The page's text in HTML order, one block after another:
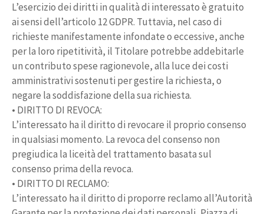
L’esercizio dei diritti in qualità di interessato è gratuito
ai sensi dell’articolo 12 GDPR. Tuttavia, nel caso di
richieste manifestamente infondate o eccessive, anche
per la loro ripetitività, il Titolare potrebbe addebitarle
un contributo spese ragionevole, alla luce dei costi
amministrativi sostenuti per gestire la richiesta, o
negare la soddisfazione della sua richiesta.
• DIRITTO DI REVOCA:
L’interessato ha il diritto di revocare il proprio consenso
in qualsiasi momento. La revoca del consenso non
pregiudica la liceità del trattamento basata sul
consenso prima della revoca.
• DIRITTO DI RECLAMO:
L’interessato ha il diritto di proporre reclamo all’Autorità